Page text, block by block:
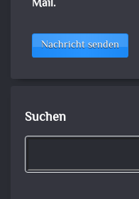
Mail.
Nachricht senden
Suchen